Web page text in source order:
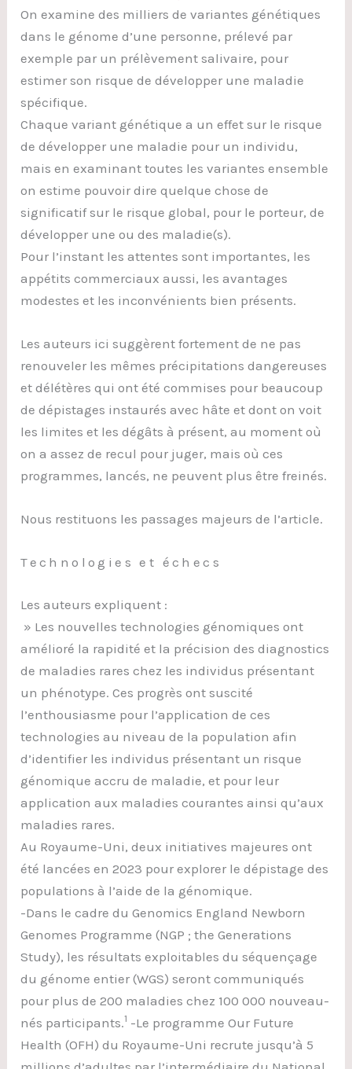
On examine des milliers de variantes génétiques
dans le génome d’une personne, prélevé par
exemple par un prélèvement salivaire, pour
estimer son risque de développer une maladie
spécifique.
Chaque variant génétique a un effet sur le risque
de développer une maladie pour un individu,
mais en examinant toutes les variantes ensemble
on estime pouvoir dire quelque chose de
significatif sur le risque global, pour le porteur, de
développer une ou des maladie(s).
Pour l’instant les attentes sont importantes, les
appétits commerciaux aussi, les avantages
modestes et les inconvénients bien présents.
Les auteurs ici suggèrent fortement de ne pas
renouveler les mêmes précipitations dangereuses
et délétères qui ont été commises pour beaucoup
de dépistages instaurés avec hâte et dont on voit
les limites et les dégâts à présent, au moment où
on a assez de recul pour juger, mais où ces
programmes, lancés, ne peuvent plus être freinés.
Nous restituons les passages majeurs de l’article.
Technologies et échecs
Les auteurs expliquent :
» Les nouvelles technologies génomiques ont
amélioré la rapidité et la précision des diagnostics
de maladies rares chez les individus présentant
un phénotype. Ces progrès ont suscité
l’enthousiasme pour l’application de ces
technologies au niveau de la population afin
d’identifier les individus présentant un risque
génomique accru de maladie, et pour leur
application aux maladies courantes ainsi qu’aux
maladies rares.
Au Royaume-Uni, deux initiatives majeures ont
été lancées en 2023 pour explorer le dépistage des
populations à l’aide de la génomique.
-Dans le cadre du Genomics England Newborn
Genomes Programme (NGP ; the Generations
Study), les résultats exploitables du séquençage
du génome entier (WGS) seront communiqués
pour plus de 200 maladies chez 100 000 nouveau-
nés participants.1 -Le programme Our Future
Health (OFH) du Royaume-Uni recrute jusqu’à 5